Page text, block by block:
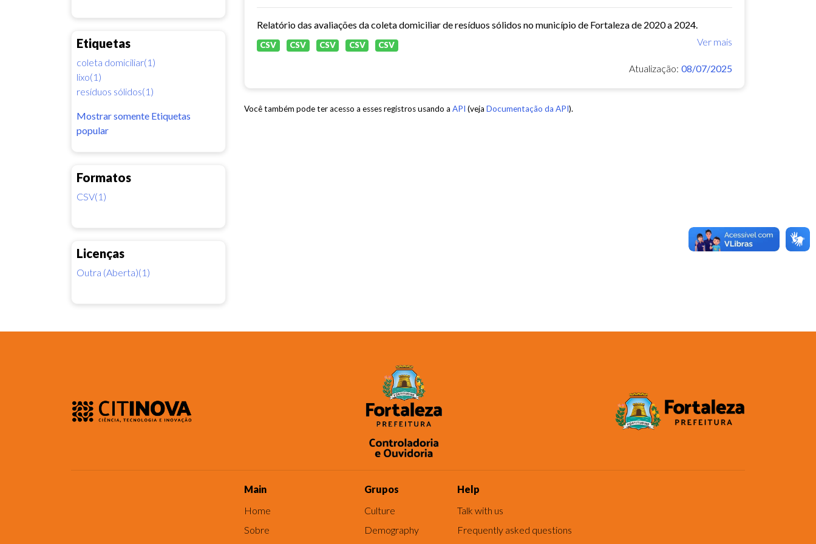
Etiquetas
coleta domiciliar(1)
lixo(1)
resíduos sólidos(1)
Mostrar somente Etiquetas
popular
Formatos
CSV(1)
Licenças
Outra (Aberta)(1)
Relatório das avaliações da coleta domiciliar de resíduos sólidos no município de Fortaleza de 2020 a 2024.
Ver mais
CSV CSV CSV CSV CSV
Atualização: 08/07/2025
Você também pode ter acesso a esses registros usando a API (veja Documentação da API).
Main
Home
Sobre
Grupos
Culture
Demography
Help
Talk with us
Frequently asked questions